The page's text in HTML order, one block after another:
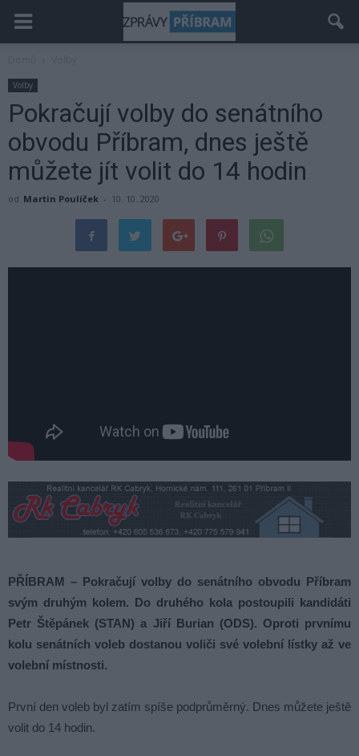
Volby
Pokračují volby do senátního
obvodu Příbram, dnes ještě
můžete jít volit do 14 hodin
od Martin Poulíček - 10. 10. 2020
PŘÍBRAM – Pokračují volby do senátního obvodu Příbram
svým druhým kolem. Do druhého kola postoupili kandidáti
Petr Štěpánek (STAN) a Jiří Burian (ODS). Oproti prvnímu
kolu senátních voleb dostanou voliči své volební lístky až ve
volební místnosti.
První den voleb byl zatím spíše podprůměrný. Dnes můžete ještě
volit do 14 hodin.